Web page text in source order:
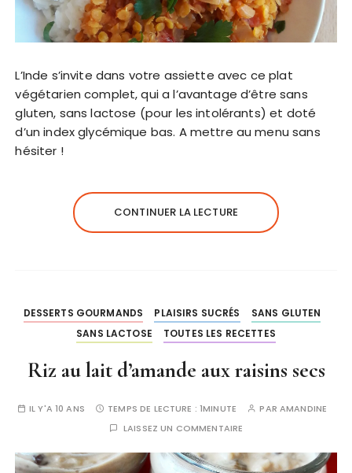
L’Inde s’invite dans votre assiette avec ce plat
végétarien complet, qui a l’avantage d’être sans
gluten, sans lactose (pour les intolérants) et doté
d’un index glycémique bas. A mettre au menu sans
hésiter !
CONTINUER LA LECTURE
DESSERTS GOURMANDS PLAISIRS SUCRÉS
SANS GLUTEN
SANS LACTOSE
TOUTES LES RECETTES
Riz au lait d’amande aux raisins secs
IL Y'A 10 ANS TEMPS DE LECTURE :1MINUTE PARAMANDINE
LAISSEZ UN COMMENTAIRE